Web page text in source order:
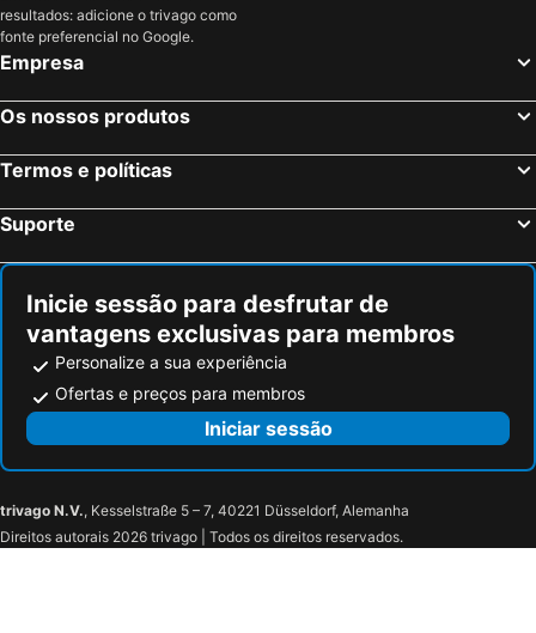
resultados: adicione o trivago como
fonte preferencial no Google.
Empresa
Os nossos produtos
Termos e políticas
Suporte
Inicie sessão para desfrutar de
vantagens exclusivas para membros
Personalize a sua experiência
Ofertas e preços para membros
Iniciar sessão
trivago N.V., Kesselstraße 5 – 7, 40221 Düsseldorf, Alemanha
Direitos autorais 2026 trivago | Todos os direitos reservados.